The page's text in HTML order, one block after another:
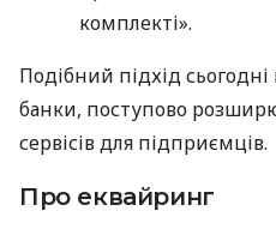
комплекті».
Подібний підхід
банки, поступово
сервісів для підприємців.
Про еквайринг